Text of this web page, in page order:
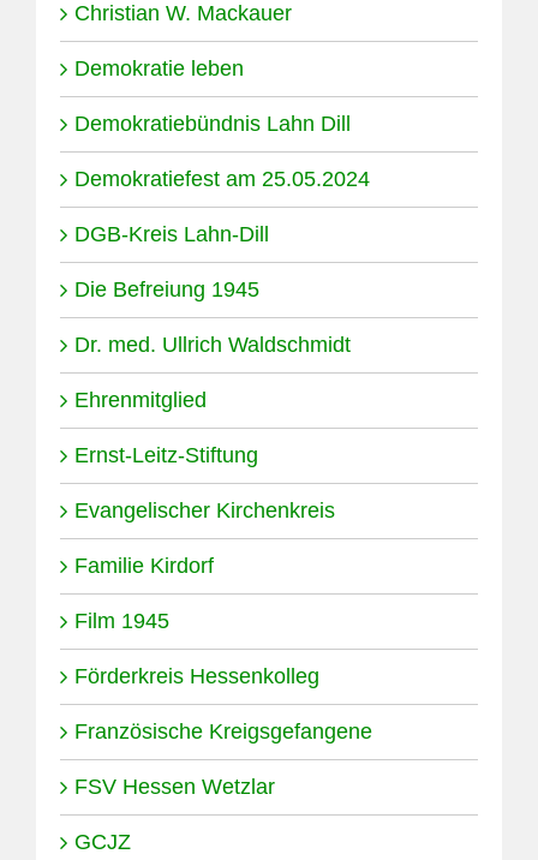
Christian W. Mackauer
Demokratie leben
Demokratiebündnis Lahn Dill
Demokratiefest am 25.05.2024
DGB-Kreis Lahn-Dill
Die Befreiung 1945
Dr. med. Ullrich Waldschmidt
Ehrenmitglied
Ernst-Leitz-Stiftung
Evangelischer Kirchenkreis
Familie Kirdorf
Film 1945
Förderkreis Hessenkolleg
Französische Kreigsgefangene
FSV Hessen Wetzlar
GCJZ